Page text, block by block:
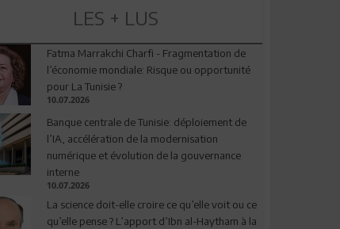
LES + LUS
Fatma Marrakchi Charfi - Fragmentation de
l’économie mondiale: Risque ou opportunité
pour La Tunisie ?
10.07.2026
Banque centrale de Tunisie: déploiement de
l’IA, accélération de la modernisation
numérique et évolution de la gouvernance
interne
10.07.2026
La science doit-elle croire ce qu’elle voit ou ce
qu’elle pense ? L’apport d’Ibn al-Haytham à la